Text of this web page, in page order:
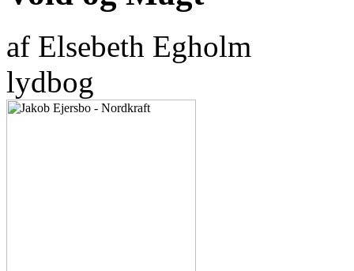
af Elsebeth Egholm
lydbog